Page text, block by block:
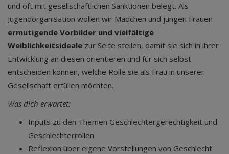
und oft mit gesellschaftlichen Sanktionen belegt. Als
Jugendorganisation wollen wir Mädchen und jungen Frauen
ermutigende Vorbilder und vielfältige
Weiblichkeitsideale zur Seite stellen, damit sie sich in ihrer
Entwicklung an diesen orientieren und für sich selbst
entscheiden können, welche Rolle sie als Frau in unserer
Gesellschaft erfüllen möchten.
Was dich erwartet:
Inputs zu den Themen Geschlechtergerechtigkeit und
Geschlechterrollen
Reflexion über eigene Vorstellungen von Geschlecht